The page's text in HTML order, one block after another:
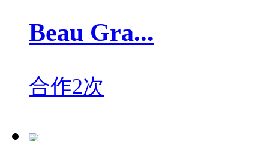
Beau Gra...
合作2次